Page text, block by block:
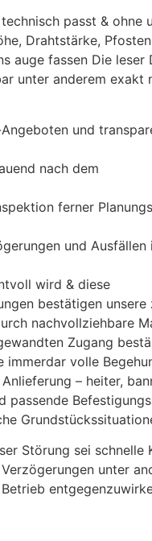
passt & ohne
Drahtstärke,
auge fassen Die leser
unter anderem exakt
und
nach dem
ferner
und Ausfällen
wird & diese
bestätigen unsere
nachvollziehbare
Zugang
immerdar volle
– heiter,
passende
Störung sei schnelle
unter